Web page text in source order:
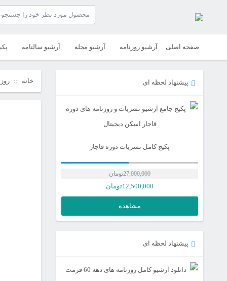
صفحه اصلی آرشیو روزنامه آرشیو مجله آرشیو سالنامه
خانه پیشنهاد لحظه ای
پکیج کامل نشریات دوره قاجار
27,000,000تومان
12,500,000تومان
مشاهده
پیشنهاد لحظه ای